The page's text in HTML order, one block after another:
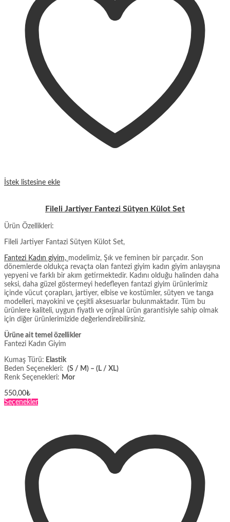
İstek listesine ekle
Fileli Jartiyer Fantezi Sütyen Külot Set
Ürün Özellikleri:
Fileli Jartiyer Fantazi Sütyen Külot Set,
Fantezi Kadın giyim, modelimiz, Şık ve feminen bir parçadır. Son
dönemlerde oldukça revaçta olan fantezi giyim kadın giyim anlayışına
yepyeni ve farklı bir akım getirmektedir. Kadını olduğu halinden daha
seksi, daha güzel göstermeyi hedefleyen fantazi giyim ürünlerimiz
içinde vücut çorapları, jartiyer, elbise ve kostümler, sütyen ve tanga
modelleri, mayokini ve çeşitli aksesuarlar bulunmaktadır. Tüm bu
ürünlere kaliteli, uygun fiyatlı ve orjinal ürün garantisiyle sahip olmak
için diğer ürünlerimizide değerlendirebilirsiniz.
Ürüne ait temel özellikler
Fantezi Kadın Giyim
Kumaş Türü: Elastik
Beden Seçenekleri: (S / M) – (L / XL)
Renk Seçenekleri: Mor
550,00₺
SeçeneklerBu
varyasyonu
var.
Seçenekler
ürün
sayfasından
seçilebilir